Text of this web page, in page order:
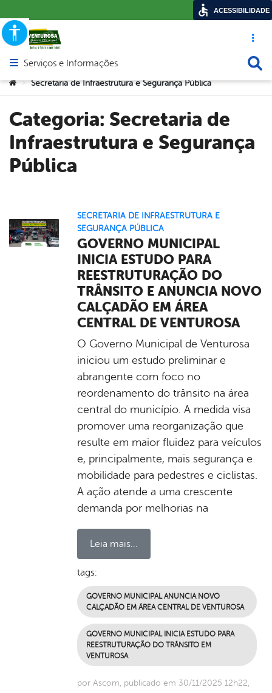
Acesso
Abrir menu principal de navegação
Serviços e Informações
Você está aqui:
> Secretaria de Infraestrutura e Segurança Pública
Categoria: Secretaria de
Infraestrutura e Segurança
Pública
SECRETARIA DE INFRAESTRUTURA E
SEGURANÇA PÚBLICA
GOVERNO MUNICIPAL
INICIA ESTUDO PARA
REESTRUTURAÇÃO DO
TRÂNSITO E ANUNCIA NOVO
CALÇADÃO EM ÁREA
CENTRAL DE VENTUROSA
O Governo Municipal de Venturosa
iniciou um estudo preliminar e
abrangente com foco no
reordenamento do trânsito na área
central do município. A medida visa
promover uma reorganização que
resulte em maior fluidez para veículos
e, principalmente, mais segurança e
mobilidade para pedestres e ciclistas.
A ação atende a uma crescente
demanda por melhorias na
Leia mais...
tags:
GOVERNO MUNICIPAL ANUNCIA NOVO
CALÇADÃO EM ÁREA CENTRAL DE VENTUROSA
GOVERNO MUNICIPAL INICIA ESTUDO PARA
REESTRUTURAÇÃO DO TRÂNSITO EM
VENTUROSA
por Ascom, publicado em 30/11/2025 12h22,
ACESSIBILIDADE